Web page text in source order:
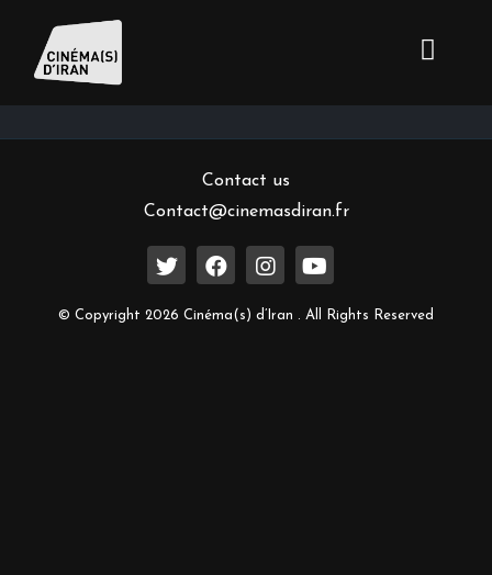
Inscrivez-vous à notre newsletter
Contact us
Contact@cinemasdiran.fr
© Copyright 2026 Cinéma(s) d’Iran . All Rights Reserved